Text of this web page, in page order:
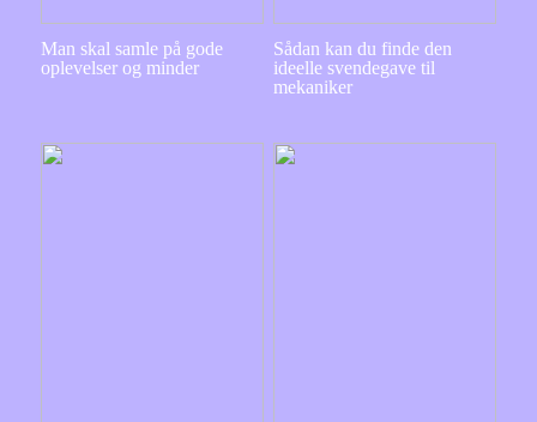
Man skal samle på gode
oplevelser og minder
Sådan kan du finde den
ideelle svendegave til
mekaniker